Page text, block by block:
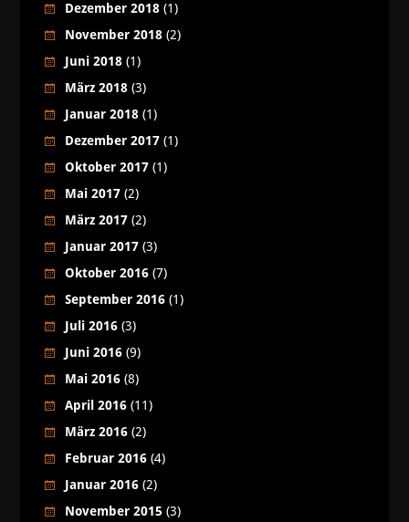
Dezember 2018(1)
November 2018(2)
Juni 2018(1)
März 2018(3)
Januar 2018(1)
Dezember 2017(1)
Oktober 2017(1)
Mai 2017(2)
März 2017(2)
Januar 2017(3)
Oktober 2016(7)
September 2016(1)
Juli 2016(3)
Juni 2016(9)
Mai 2016(8)
April 2016(11)
März 2016(2)
Februar 2016(4)
Januar 2016(2)
November 2015 (3)